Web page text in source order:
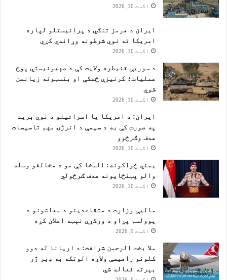
اگست 10, 2026
ایران د هرمز تنګي د پرانیستلو لپاره
امریکا ته نوي شرطونه وړاندي کړي
اگست 10, 2026
د سوریې قنیطره ولایت کې د صهیونیستي پوځ
عملیات؛ کرنیزې ځمکې او بنسټونه زیانمن
شوي
اگست 10, 2026
ایران: د امریکا یا اسرائیلو د نوي برید
په صورت کې به د سیمې د انرژۍ مهم تاسیسات
هدف وګرځوو
اگست 10, 2026
یمني ځواکونه: المخا کې مو د مخالفو وسله
والو پټنځایونه هدف ګرځولي
اگست 10, 2026
مالیې وزارت د متقاعدینو د معاشونو د
یوولسم پړاو د ورکړې نېټه اعلان کړه
اگست 9, 2026
ملا بخت الرحمن شرافت: د اریانا له دوو
کلونو راهیسې ولاړه الوتکه به ډېر ژر
بېرته فعاله شي